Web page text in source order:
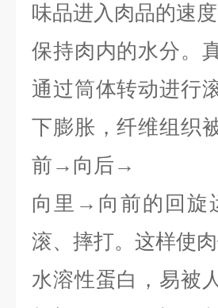
味品进入肉品的速
保持肉内的水分。
通过筒体转动进行
下膨胀，纤维组织
前→向后→
向里→向前的回旋
滚、摔打。这样使
水溶性蛋白，易被